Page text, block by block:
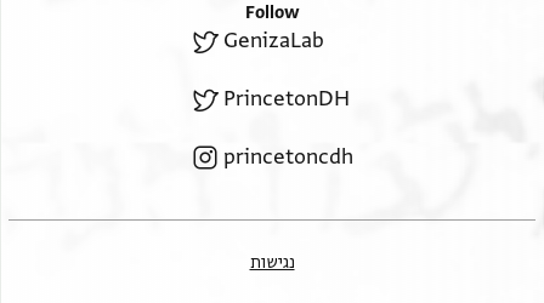
Follow
GenizaLab
PrincetonDH
princetoncdh
נגישות